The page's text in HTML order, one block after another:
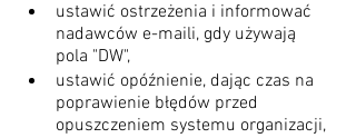
ustawić ostrzeżenia i informować
nadawców e-maili, gdy używają
pola "DW",
ustawić opóźnienie, dając czas na
poprawienie błędów przed
opuszczeniem systemu organizacji,